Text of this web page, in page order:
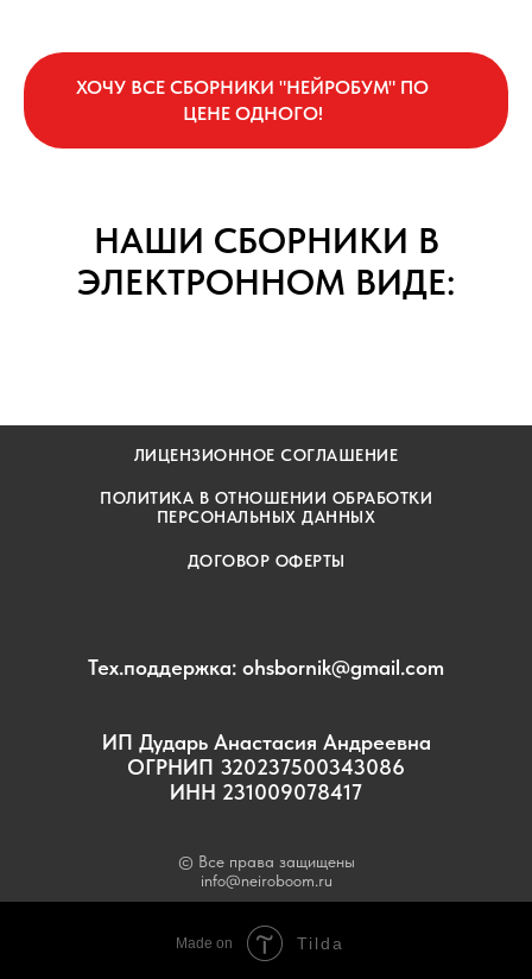
ХОЧУ ВСЕ СБОРНИКИ "НЕЙРОБУМ" ПО
ЦЕНЕ ОДНОГО!
НАШИ СБОРНИКИ В
ЭЛЕКТРОННОМ ВИДЕ:
ЛИЦЕНЗИОННОЕ СОГЛАШЕНИЕ
ПОЛИТИКА В ОТНОШЕНИИ ОБРАБОТКИ
ПЕРСОНАЛЬНЫХ ДАННЫХ
ДОГОВОР ОФЕРТЫ
Тех.поддержка: ohsbornik@gmail.com
ИП Дударь Анастасия Андреевна
ОГРНИП 320237500343086
ИНН 231009078417
© Все права защищены
info@neiroboom.ru
Made on Tilda